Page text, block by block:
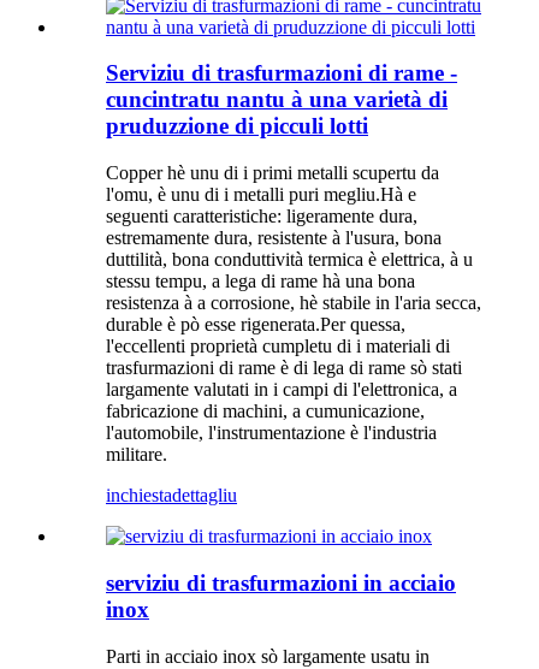
Serviziu di trasfurmazioni di rame -
cuncintratu nantu à una varietà di
pruduzzione di picculi lotti
Copper hè unu di i primi metalli scupertu da
l'omu, è unu di i metalli puri megliu.Hà e
seguenti caratteristiche: ligeramente dura,
estremamente dura, resistente à l'usura, bona
duttilità, bona conduttività termica è elettrica, à u
stessu tempu, a lega di rame hà una bona
resistenza à a corrosione, hè stabile in l'aria secca,
durable è pò esse rigenerata.Per quessa,
l'eccellenti proprietà cumpletu di i materiali di
trasfurmazioni di rame è di lega di rame sò stati
largamente valutati in i campi di l'elettronica, a
fabricazione di machini, a cumunicazione,
l'automobile, l'instrumentazione è l'industria
militare.
inchiestadettagliu
serviziu di trasfurmazioni in acciaio
inox
Parti in acciaio inox sò largamente usatu in